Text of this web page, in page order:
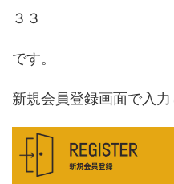
３３
です。
新規会員登録画面で入力